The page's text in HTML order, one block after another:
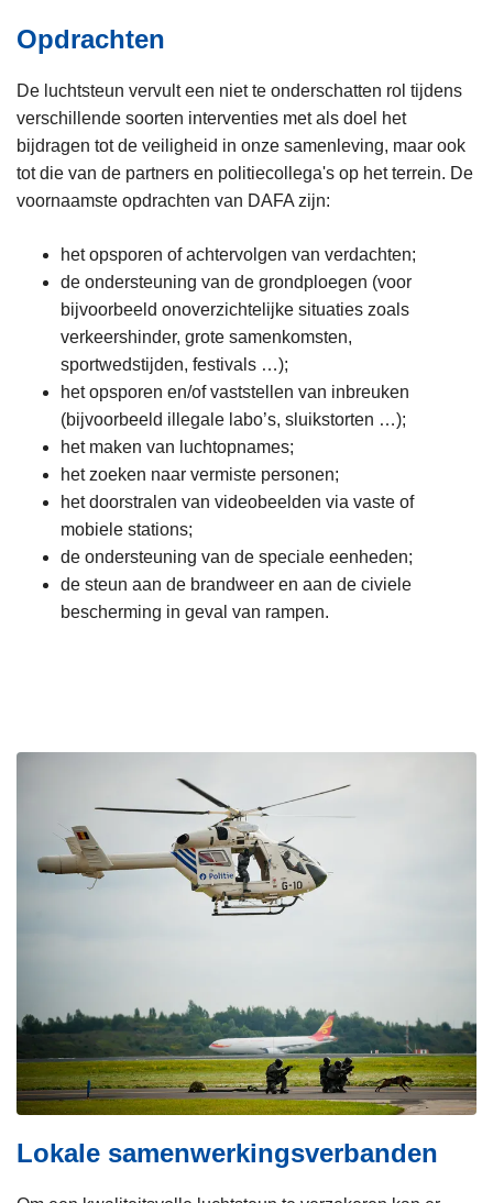
Opdrachten
De luchtsteun vervult een niet te onderschatten rol tijdens
verschillende soorten interventies met als doel het
bijdragen tot de veiligheid in onze samenleving, maar ook
tot die van de partners en politiecollega's op het terrein. De
voornaamste opdrachten van DAFA zijn:
het opsporen of achtervolgen van verdachten;
de ondersteuning van de grondploegen (voor
bijvoorbeeld onoverzichtelijke situaties zoals
verkeershinder, grote samenkomsten,
sportwedstijden, festivals …);
het opsporen en/of vaststellen van inbreuken
(bijvoorbeeld illegale labo’s, sluikstorten …);
het maken van luchtopnames;
het zoeken naar vermiste personen;
het doorstralen van videobeelden via vaste of
mobiele stations;
de ondersteuning van de speciale eenheden;
de steun aan de brandweer en aan de civiele
bescherming in geval van rampen.
Lokale samenwerkingsverbanden